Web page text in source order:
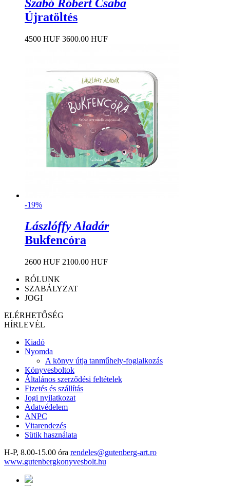
Szabó Róbert Csaba
Újratöltés
4500 HUF 3600.00 HUF
-19%
Lászlóffy Aladár
Bukfencóra
2600 HUF 2100.00 HUF
RÓLUNK
SZABÁLYZAT
JOGI
ELÉRHETŐSÉG
HÍRLEVÉL
Kiadó
Nyomda
A könyv útja tanműhely-foglalkozás
Könyvesboltok
Általános szerződési feltételek
Fizetés és szállítás
Jogi nyilatkozat
Adatvédelem
ANPC
Vitarendezés
Sütik használata
H-P, 8.00-15.00 óra rendeles@gutenberg-art.ro
www.gutenbergkonyvesbolt.hu